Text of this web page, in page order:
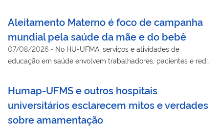
Aleitamento Materno é foco de campanha
mundial pela saúde da mãe e do bebê
07/08/2026 - No HU-UFMA, serviços e atividades de
educação em saúde envolvem trabalhadores, pacientes e rede
Humap-UFMS e outros hospitais
universitários esclarecem mitos e verdades
sobre amamentação